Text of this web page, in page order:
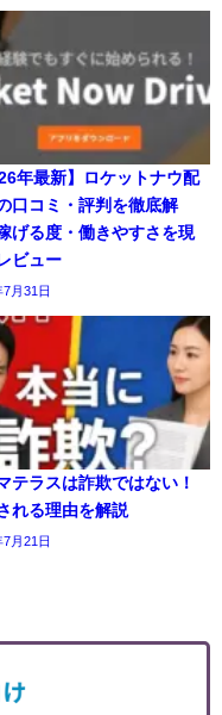
年最新】ロケットナウ配
口コミ・評判を徹底解
げる度・働きやすさを現
ビュー
月31日
テラスは詐欺ではない！
れる理由を解説
月21日